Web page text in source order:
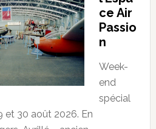
ce Air
Passio
n
Week-
end
spécial
et 30 août 2026. En